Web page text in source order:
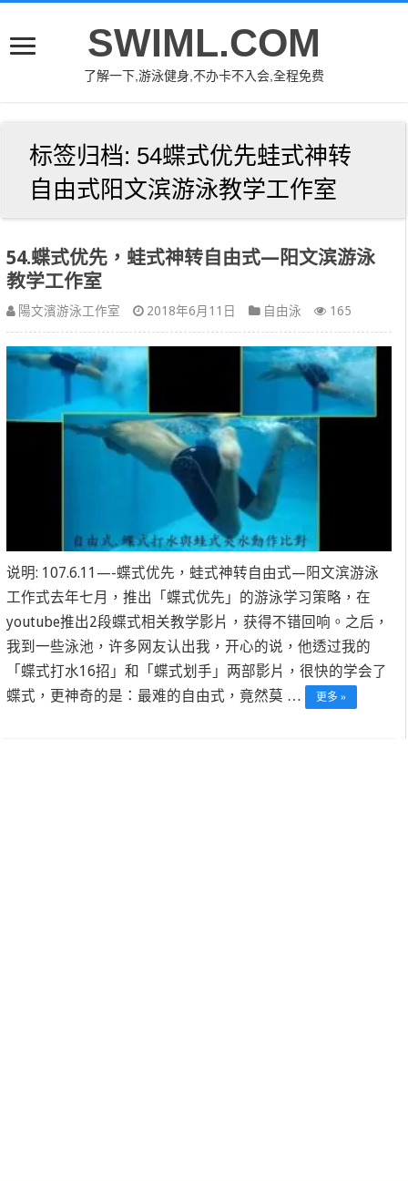
SWIML.COM
了解一下,游泳健身,不办卡不入会,全程免费
标签归档: 54蝶式优先蛙式神转
自由式阳文滨游泳教学工作室
54.蝶式优先，蛙式神转自由式—阳文滨游泳
教学工作室
陽文濱游泳工作室 2018年6月11日 自由泳 165
说明: 107.6.11—-蝶式优先，蛙式神转自由式—阳文滨游泳
工作式去年七月，推出「蝶式优先」的游泳学习策略，在
youtube推出2段蝶式相关教学影片，获得不错回响。之后，
我到一些泳池，许多网友认出我，开心的说，他透过我的
「蝶式打水16招」和「蝶式划手」两部影片，很快的学会了
蝶式，更神奇的是：最难的自由式，竟然莫 …
更多 »